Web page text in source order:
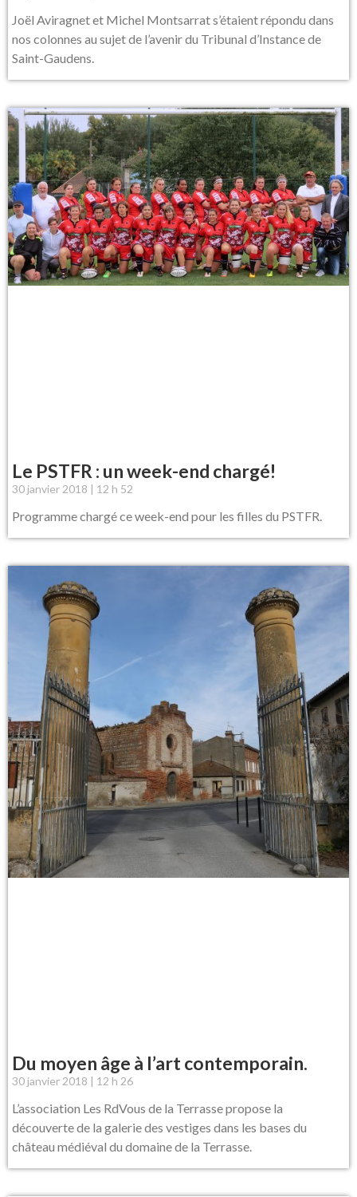
Joël Aviragnet et Michel Montsarrat s’étaient répondu dans
nos colonnes au sujet de l’avenir du Tribunal d’Instance de
Saint-Gaudens.
Le PSTFR : un week-end chargé!
30 janvier 2018 12 h 52
Programme chargé ce week-end pour les filles du PSTFR.
Du moyen âge à l’art contemporain.
30 janvier 2018 12 h 26
L’association Les RdVous de la Terrasse propose la
découverte de la galerie des vestiges dans les bases du
château médiéval du domaine de la Terrasse.